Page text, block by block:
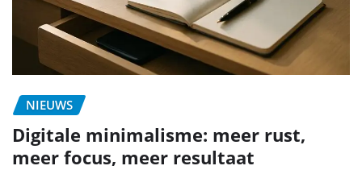
NIEUWS
Digitale minimalisme: meer rust,
meer focus, meer resultaat